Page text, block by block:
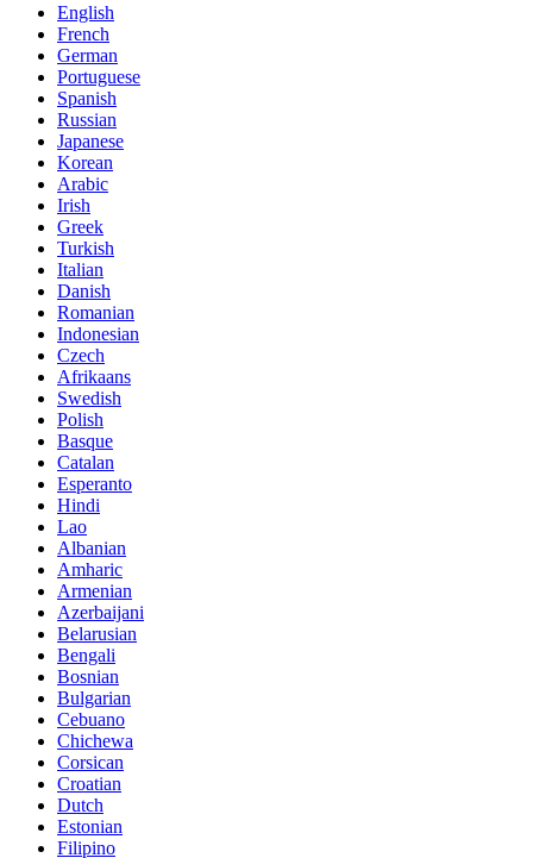
English
French
German
Portuguese
Spanish
Russian
Japanese
Korean
Arabic
Irish
Greek
Turkish
Italian
Danish
Romanian
Indonesian
Czech
Afrikaans
Swedish
Polish
Basque
Catalan
Esperanto
Hindi
Lao
Albanian
Amharic
Armenian
Azerbaijani
Belarusian
Bengali
Bosnian
Bulgarian
Cebuano
Chichewa
Corsican
Croatian
Dutch
Estonian
Filipino